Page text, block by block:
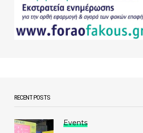
RECENT POSTS
Events